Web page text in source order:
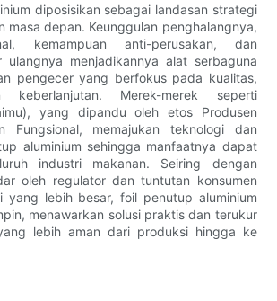
diposisikan sebagai landasan strategi
masa depan. Keunggulan penghalangnya,
kemampuan anti-perusakan, dan
ulangnya menjadikannya alat serbaguna
pengecer yang berfokus pada kualitas,
keberlanjutan. Merek-merek seperti
yang dipandu oleh etos Produsen
Fungsional, memajukan teknologi dan
aluminium sehingga manfaatnya dapat
industri makanan. Seiring dengan
oleh regulator dan tuntutan konsumen
yang lebih besar, foil penutup aluminium
menawarkan solusi praktis dan terukur
lebih aman dari produksi hingga ke